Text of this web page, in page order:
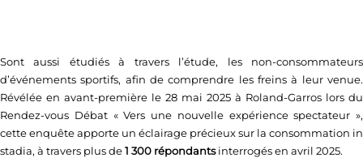
Sont aussi étudiés à travers l’étude, les non-consommateurs
d’événements sportifs, afin de comprendre les freins à leur venue.
Révélée en avant-première le 28 mai 2025 à Roland-Garros lors du
Rendez-vous Débat « Vers une nouvelle expérience spectateur »,
cette enquête apporte un éclairage précieux sur la consommation in
stadia, à travers plus de1 300 répondantsinterrogés en avril 2025.